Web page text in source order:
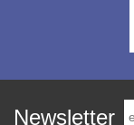
Newsletter